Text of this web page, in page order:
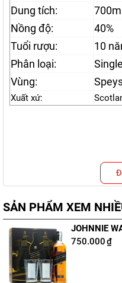
Dung tích:
700ml
Nồng độ:
40%
Tuổi rượu:
10
Phân loại:
Vùng:
Xuất xứ:
SẢN PHẨM XEM
JOHNNIE
750.000₫